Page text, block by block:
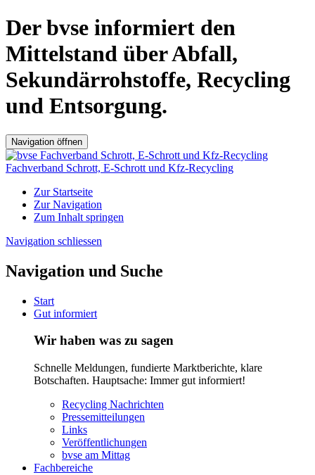
Der bvse informiert den
Mittelstand über Abfall,
Sekundärrohstoffe, Recycling
und Entsorgung.
Navigation öffnen
Fachverband Schrott, E-Schrott und Kfz-Recycling
Zur Startseite
Zur Navigation
Zum Inhalt springen
Navigation schliessen
Navigation und Suche
Start
Gut informiert
Wir haben was zu sagen
Schnelle Meldungen, fundierte Marktberichte, klare
Botschaften. Hauptsache: Immer gut informiert!
Recycling Nachrichten
Pressemitteilungen
Links
Veröffentlichungen
bvse am Mittag
Fachbereiche